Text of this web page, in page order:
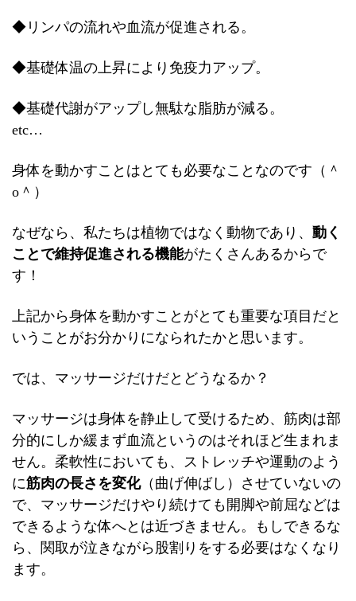
◆リンパの流れや血流が促進される。
◆基礎体温の上昇により免疫力アップ。
◆基礎代謝がアップし無駄な脂肪が減る。
etc…
身体を動かすことはとても必要なことなのです（＾
o＾）
なぜなら、私たちは植物ではなく動物であり、 動く
ことで維持促進される機能がたくさんあるからで
す！
上記から身体を動かすことがとても重要な項目だと
いうことがお分かりになられたかと思います。
では、マッサージだけだとどうなるか？
マッサージは身体を静止して受けるため、筋肉は部
分的にしか緩まず血流というのはそれほど生まれま
せん。柔軟性においても、ストレッチや運動のよう
に筋肉の長さを変化（曲げ伸ばし）させていないの
で、マッサージだけやり続けても開脚や前屈などは
できるような体へとは近づきません。もしできるな
ら、関取が泣きながら股割りをする必要はなくなり
ます。